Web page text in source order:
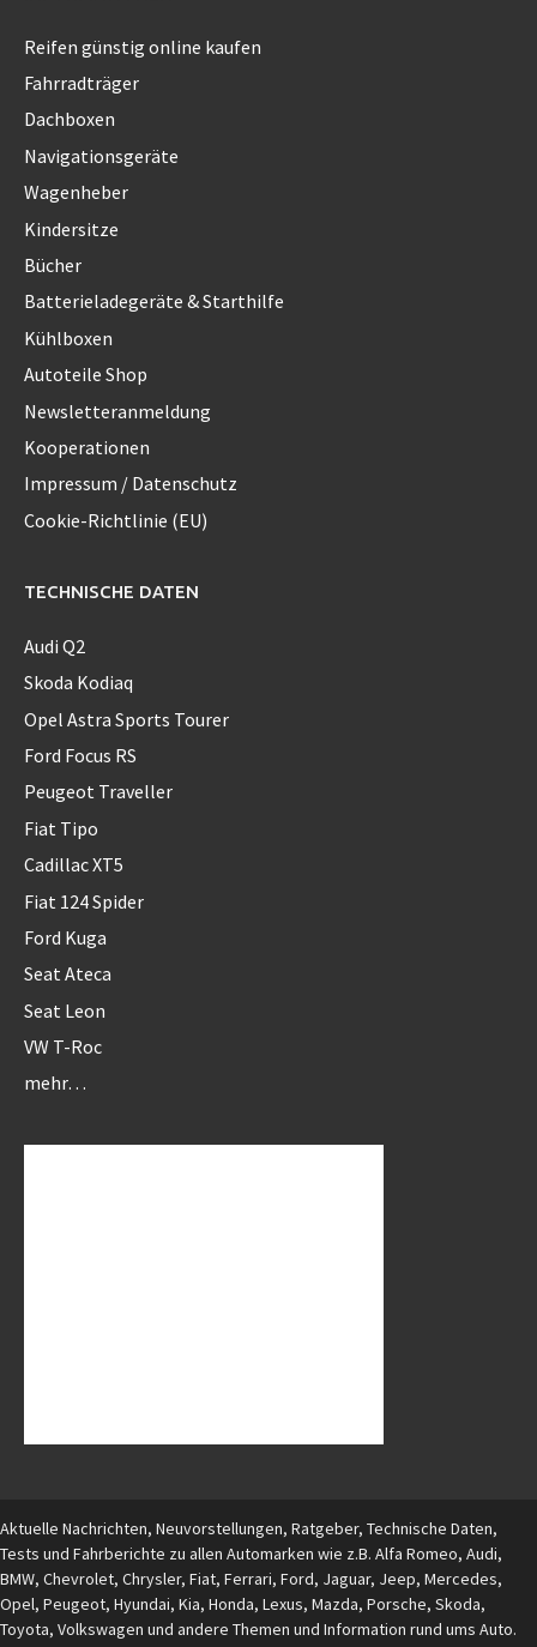
Reifen günstig online kaufen
Fahrradträger
Dachboxen
Navigationsgeräte
Wagenheber
Kindersitze
Bücher
Batterieladegeräte & Starthilfe
Kühlboxen
Autoteile Shop
Newsletteranmeldung
Kooperationen
Impressum / Datenschutz
Cookie-Richtlinie (EU)
TECHNISCHE DATEN
Audi Q2
Skoda Kodiaq
Opel Astra Sports Tourer
Ford Focus RS
Peugeot Traveller
Fiat Tipo
Cadillac XT5
Fiat 124 Spider
Ford Kuga
Seat Ateca
Seat Leon
VW T-Roc
mehr…
Aktuelle Nachrichten, Neuvorstellungen, Ratgeber, Technische Daten,
Tests und Fahrberichte zu allen Automarken wie z.B. Alfa Romeo, Audi,
BMW, Chevrolet, Chrysler, Fiat, Ferrari, Ford, Jaguar, Jeep, Mercedes,
Opel, Peugeot, Hyundai, Kia, Honda, Lexus, Mazda, Porsche, Skoda,
Toyota, Volkswagen und andere Themen und Information rund ums Auto.